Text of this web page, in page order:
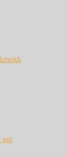
mit